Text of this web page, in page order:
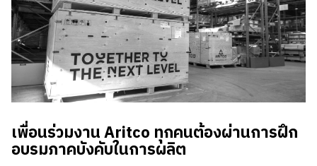
เพื่อนร่วมงาน Aritco ทุกคนต้องผ่านการฝึก
อบรมภาคบังคับในการผลิต